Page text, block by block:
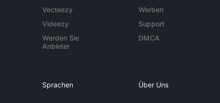
Vecteezy
Videezy
Werden Sie
Anbieter
Werben
Support
DMCA
Sprachen Über Uns